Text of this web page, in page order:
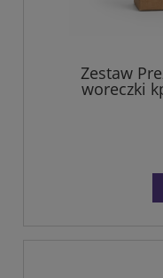
Zestaw
woreczki